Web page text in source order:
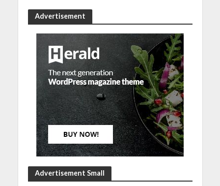
Advertisement
Advertisement Small